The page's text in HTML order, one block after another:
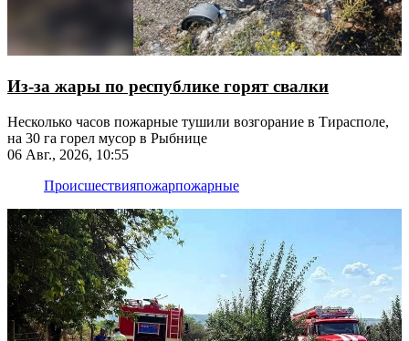
Из-за жары по республике горят свалки
Несколько часов пожарные тушили возгорание в Тирасполе,
на 30 га горел мусор в Рыбнице
06 Авг., 2026, 10:55
Происшествияпожарпожарные